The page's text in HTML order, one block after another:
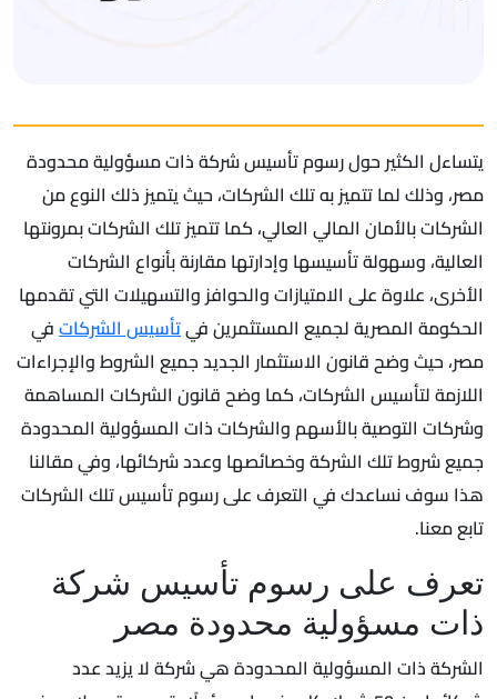
يتساءل الكثير حول رسوم تأسيس شركة ذات مسؤولية محدودة
مصر، وذلك لما تتميز به تلك الشركات، حيث يتميز ذلك النوع من
الشركات بالأمان المالي العالي، كما تتميز تلك الشركات بمرونتها
العالية، وسهولة تأسيسها وإدارتها مقارنة بأنواع الشركات
الأخرى، علاوة على الامتيازات والحوافز والتسهيلات التي تقدمها
الحكومة المصرية لجميع المستثمرين فيتأسيس الشركاتفي
مصر، حيث وضح قانون الاستثمار الجديد جميع الشروط والإجراءات
اللازمة لتأسيس الشركات، كما وضح قانون الشركات المساهمة
وشركات التوصية بالأسهم والشركات ذات المسؤولية المحدودة
جميع شروط تلك الشركة وخصائصها وعدد شركائها، وفي مقالنا
هذا سوف نساعدك في التعرف على رسوم تأسيس تلك الشركات
تابع معنا.
تعرف على رسوم تأسيس شركة
ذات مسؤولية محدودة مصر
الشركة ذات المسؤولية المحدودة هي شركة لا يزيد عدد